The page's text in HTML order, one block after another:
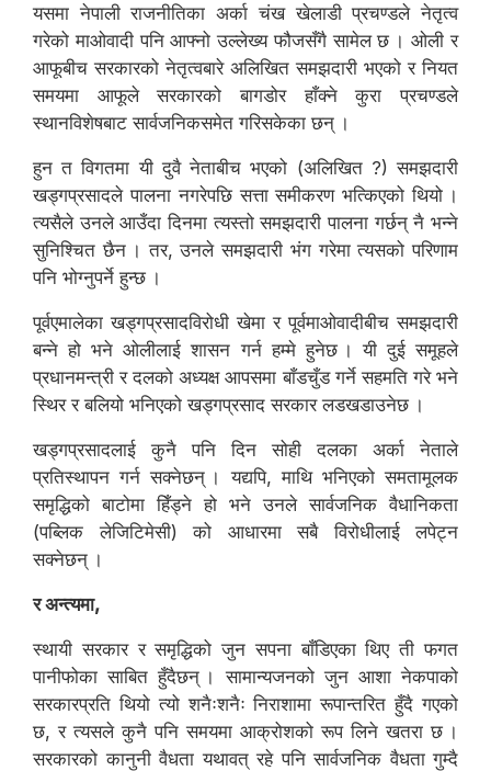
यसमा नेपाली राजनीतिका अर्का चंख खेलाडी प्रचण्डले नेतृत्व
गरेको माओवादी पनि आफ्नो उल्लेख्य फौजसँगै सामेल छ । ओली र
आफूबीच सरकारको नेतृत्वबारे अलिखित समझदारी भएको र नियत
समयमा आफूले सरकारको बागडोर हाँक्ने कुरा प्रचण्डले
स्थानविशेषबाट सार्वजनिकसमेत गरिसकेका छन् ।
हुन त विगतमा यी दुवै नेताबीच भएको (अलिखित ?) समझदारी
खड्गप्रसादले पालना नगरेपछि सत्ता समीकरण भत्किएको थियो ।
त्यसैले उनले आउँदा दिनमा त्यस्तो समझदारी पालना गर्छन् नै भन्ने
सुनिश्चित छैन । तर, उनले समझदारी भंग गरेमा त्यसको परिणाम
पनि भोग्नुपर्ने हुन्छ ।
पूर्वएमालेका खड्गप्रसादविरोधी खेमा र पूर्वमाओवादीबीच समझदारी
बन्ने हो भने ओलीलाई शासन गर्न हम्मे हुनेछ । यी दुई समूहले
प्रधानमन्त्री र दलको अध्यक्ष आपसमा बाँडचुँड गर्ने सहमति गरे भने
स्थिर र बलियो भनिएको खड्गप्रसाद सरकार लडखडाउनेछ ।
खड्गप्रसादलाई कुनै पनि दिन सोही दलका अर्का नेताले
प्रतिस्थापन गर्न सक्नेछन् । यद्यपि, माथि भनिएको समतामूलक
समृद्धिको बाटोमा हिँड्ने हो भने उनले सार्वजनिक वैधानिकता
(पब्लिक लेजिटिमेसी) को आधारमा सबै विरोधीलाई लपेट्न
सक्नेछन् ।
र अन्त्यमा,
स्थायी सरकार र समृद्धिको जुन सपना बाँडिएका थिए ती फगत
पानीफोका साबित हुँदैछन् । सामान्यजनको जुन आशा नेकपाको
सरकारप्रति थियो त्यो शनैःशनैः निराशामा रूपान्तरित हुँदै गएको
छ, र त्यसले कुनै पनि समयमा आक्रोशको रूप लिने खतरा छ ।
सरकारको कानुनी वैधता यथावत् रहे पनि सार्वजनिक वैधता गुम्दै